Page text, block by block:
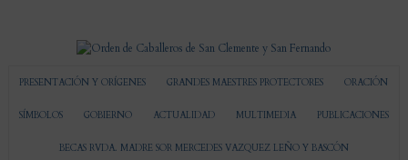
PRESENTACIÓN Y ORÍGENES GRANDES MAESTRES PROTECTORES ORACIÓN
SÍMBOLOS GOBIERNO ACTUALIDAD MULTIMEDIA PUBLICACIONES
BECAS RVDA. MADRE SOR MERCEDES VAZQUEZ LEÑO Y BASCÓN